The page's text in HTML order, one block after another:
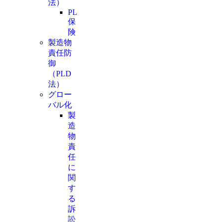
法）
PL
保
険
製造物
責任防
御
（PLD
法）
グロー
バル化
製
造
物
責
任
に
関
す
る
訴
訟